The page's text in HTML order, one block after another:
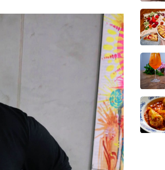
Americkou
Jedna z nich je
agenturu, ale
Eddie Stoilow.